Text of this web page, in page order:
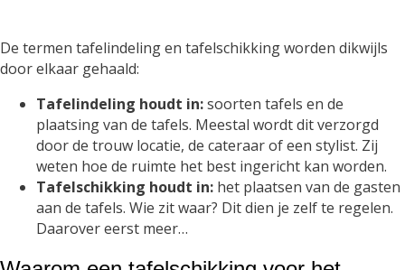
De termen tafelindeling en tafelschikking worden dikwijls
door elkaar gehaald:
Tafelindeling houdt in:soorten tafels en de
plaatsing van de tafels. Meestal wordt dit verzorgd
door de trouw locatie, de cateraar of een stylist. Zij
weten hoe de ruimte het best ingericht kan worden.
Tafelschikking houdt in: het plaatsen van de gasten
aan de tafels. Wie zit waar? Dit dien je zelf te regelen.
Daarover eerst meer…